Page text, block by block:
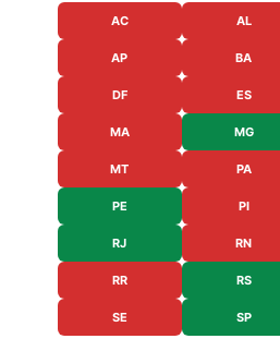
AC AL
AP BA
DF ES
MA MG
MT PA
PE PI
RJ RN
RR RS
SE SP